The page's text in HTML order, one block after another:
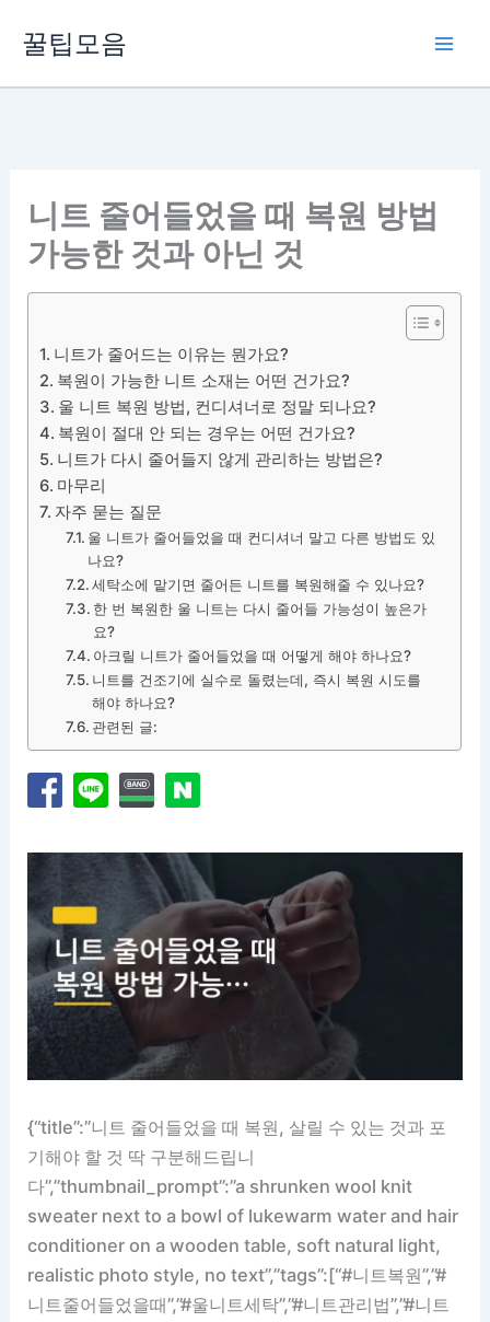
꿀팁모음
니트 줄어들었을 때 복원 방법
가능한 것과 아닌 것
니트가 줄어드는 이유는 뭔가요?
복원이 가능한 니트 소재는 어떤 건가요?
울 니트 복원 방법, 컨디셔너로 정말 되나요?
복원이 절대 안 되는 경우는 어떤 건가요?
니트가 다시 줄어들지 않게 관리하는 방법은?
마무리
자주 묻는 질문
울 니트가 줄어들었을 때 컨디셔너 말고 다른 방법도 있
나요?
세탁소에 맡기면 줄어든 니트를 복원해줄 수 있나요?
한 번 복원한 울 니트는 다시 줄어들 가능성이 높은가
요?
아크릴 니트가 줄어들었을 때 어떻게 해야 하나요?
니트를 건조기에 실수로 돌렸는데, 즉시 복원 시도를
해야 하나요?
관련된 글:
{“title”:”니트 줄어들었을 때 복원, 살릴 수 있는 것과 포
기해야 할 것 딱 구분해드립니
다”,”thumbnail_prompt”:”a shrunken wool knit
sweater next to a bowl of lukewarm water and hair
conditioner on a wooden table, soft natural light,
realistic photo style, no text”,”tags”:[“#니트복원”,”#
니트줄어들었을때”,”#울니트세탁”,”#니트관리법”,”#니트